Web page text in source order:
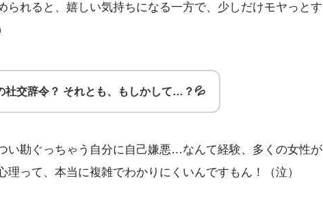
られると、嬉しい気持ちになる一方で、少しだけモヤっとす
社交辞令？ それとも、もしかして…？💦
い勘ぐっちゃう自分に自己嫌悪…なんて経験、多くの女性が
理って、本当に複雑でわかりにくいんですもん！（泣）